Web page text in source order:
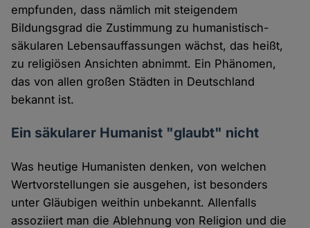
empfunden, dass nämlich mit steigendem
Bildungsgrad die Zustimmung zu humanistisch-
säkularen Lebensauffassungen wächst, das heißt,
zu religiösen Ansichten abnimmt. Ein Phänomen,
das von allen großen Städten in Deutschland
bekannt ist.
Ein säkularer Humanist "glaubt" nicht
Was heutige Humanisten denken, von welchen
Wertvorstellungen sie ausgehen, ist besonders
unter Gläubigen weithin unbekannt. Allenfalls
assoziiert man die Ablehnung von Religion und die